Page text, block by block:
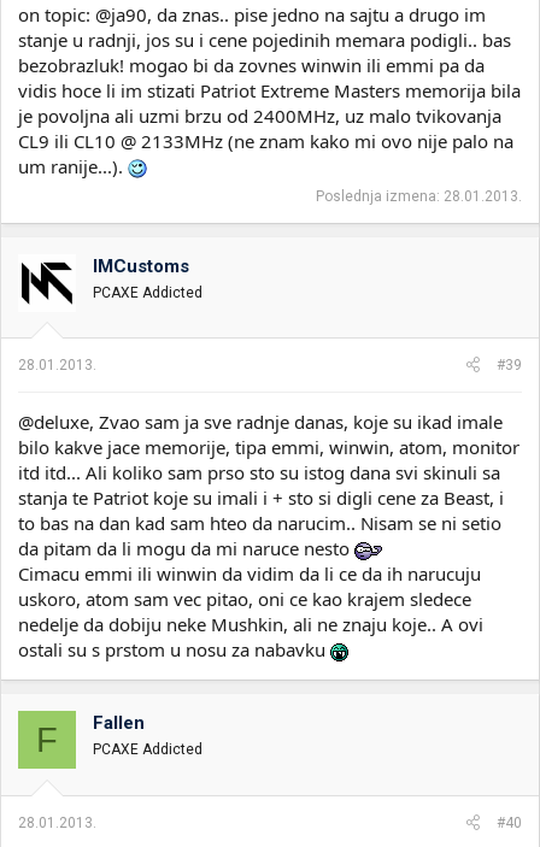
on topic: @ja90, da znas.. pise jedno na sajtu a drugo im
stanje u radnji, jos su i cene pojedinih memara podigli.. bas
bezobrazluk! mogao bi da zovnes winwin ili emmi pa da
vidis hoce li im stizati Patriot Extreme Masters memorija bila
je povoljna ali uzmi brzu od 2400MHz, uz malo tvikovanja
CL9 ili CL10 @ 2133MHz (ne znam kako mi ovo nije palo na
um ranije...).
Poslednja izmena: 28.01.2013.
IMCustoms
PCAXE Addicted
28.01.2013. #39
@deluxe, Zvao sam ja sve radnje danas, koje su ikad imale
bilo kakve jace memorije, tipa emmi, winwin, atom, monitor
itd itd... Ali koliko sam prso sto su istog dana svi skinuli sa
stanja te Patriot koje su imali i + sto si digli cene za Beast, i
to bas na dan kad sam hteo da narucim.. Nisam se ni setio
da pitam da li mogu da mi naruce nesto
Cimacu emmi ili winwin da vidim da li ce da ih narucuju
uskoro, atom sam vec pitao, oni ce kao krajem sledece
nedelje da dobiju neke Mushkin, ali ne znaju koje.. A ovi
ostali su s prstom u nosu za nabavku
F Fallen
PCAXE Addicted
28.01.2013. #40